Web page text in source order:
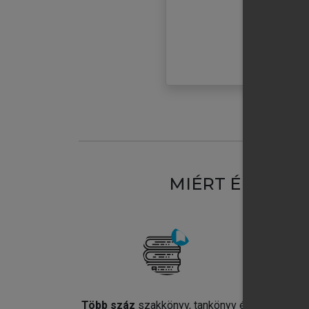
MIÉRT
Több száz szakkönyv, tankönyv és